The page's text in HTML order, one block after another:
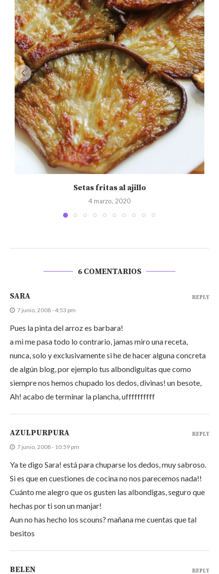
Setas fritas al ajillo
4 marzo, 2020
6 COMENTARIOS
SARA
7 junio, 2008 - 4:53 pm
Pues la pinta del arroz es barbara!
a mi me pasa todo lo contrario, jamas miro una receta,
nunca, solo y exclusivamente si he de hacer alguna concreta
de algún blog, por ejemplo tus albondiguitas que como
siempre nos hemos chupado los dedos, divinas! un besote,
Ah! acabo de terminar la plancha, uffffffffff
REPLY
AZULPURPURA
7 junio, 2008 - 10:59 pm
Ya te digo Sara! está para chuparse los dedos, muy sabroso.
Si es que en cuestiones de cocina no nos parecemos nada!!
Cuánto me alegro que os gusten las albondigas, seguro que
hechas por ti son un manjar!
Aun no has hecho los scouns? mañana me cuentas que tal
besitos
REPLY
BELEN REPLY